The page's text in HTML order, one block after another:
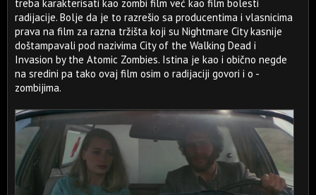
treba karakterisati kao zombi film već kao film bolesti
radijacije. Bolje da je to razrešio sa producentima i vlasnicima
prava na film za razna tržišta koji su Nightmare City kasnije
doštampavali pod nazivima City of the Walking Dead i
Invasion by the Atomic Zombies. Istina je kao i obično negde
na sredini pa tako ovaj film osim o radijaciji govori i o -
zombijima.